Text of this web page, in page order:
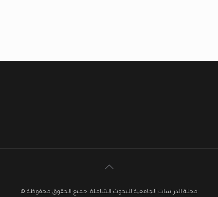
مجلة الدراسات الجامعية للبحوث الشاملة. جميع الحقوق محفوظة ©